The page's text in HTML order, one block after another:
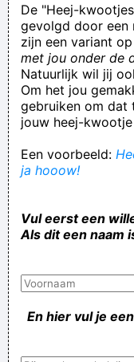
De "Heej-
gevolgd door een
zijn een variant
met jou onder de
Natuurlijk wil jij
Om het jou
gebruiken om dat
jouw heej-
Een voorbeeld:
ja hooow!
Vul eerst een
Als dit een naam
En hier vul je